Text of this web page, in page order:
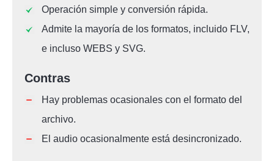
Operación simple y conversión rápida.
Admite la mayoría de los formatos, incluido FLV,
e incluso WEBS y SVG.
Contras
Hay problemas ocasionales con el formato del
archivo.
El audio ocasionalmente está desincronizado.